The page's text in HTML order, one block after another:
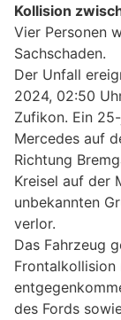
Kollision
Vier Personen
Sachschaden.
Der Unfall
2024, 02:50
Zufikon. Ein
Mercedes auf
Richtung
Kreisel auf der
unbekannten
verlor.
Das Fahrzeug
des Fords